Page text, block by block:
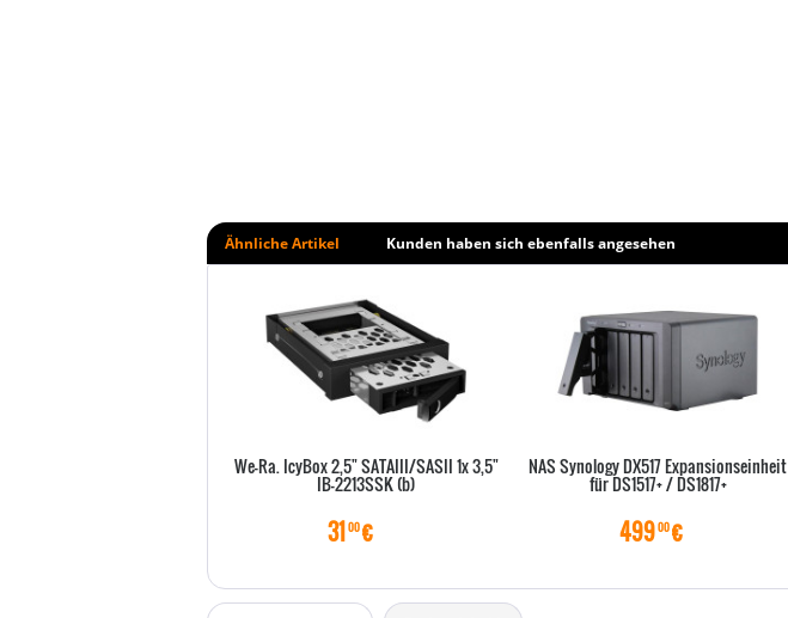
Ähnliche Artikel Kunden haben sich ebenfalls angesehen
We-Ra. IcyBox 2,5" SATAIII/SASII 1x 3,5"
IB-2213SSK (b)
31 00€
NAS Synology DX517 Expansionseinheit
für DS1517+ / DS1817+
49900€